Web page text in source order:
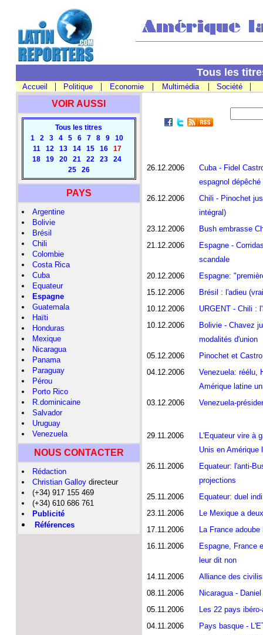
Tous les
Accueil | Politique | Economie | Multimédia | Société |
26.12.2006
Cuba - Fidel
espagnol
26.12.2006
Chili - Pinochet
intégral)
23.12.2006
Bush embrasse
21.12.2006
Espagne -
scandale
20.12.2006
Espagne:
15.12.2006
Brésil : l'adieu
10.12.2006
URGENT - Chili :
10.12.2006
Bolivie - Chavez
modalités d'union
05.12.2006
Pinochet et
04.12.2006
Venezuela: réélu,
Amérique latine
03.12.2006
Venezuela-
29.11.2006
L'Equateur vire à
Unis en Amérique
26.11.2006
Equateur: l'anti-
projections
25.11.2006
Equateur: duel
23.11.2006
Le Mexique a
17.11.2006
La France
16.11.2006
Espagne, France
leur dit non
14.11.2006
Alliance des
08.11.2006
Nicaragua -
05.11.2006
Les 22 pays
04.11.2006
Pays basque -
VOIR AUSSI
Tous les titres
1
2 3 4 5 6 7 8 9
10
11
12 13 14 15 16
17
18
19 20 21 22 23
24
25
26
PAYS
Argentine
Bolivie
Brésil
Chili
Colombie
Costa Rica
Cuba
Equateur
Espagne
Guatemala
Haïti
Honduras
Mexique
Nicaragua
Panama
Paraguay
Pérou
Porto Rico
R.dominicaine
Salvador
Uruguay
Venezuela
NOUS CONTACTER
Rédaction
Christian Galloydirecteur
(+34) 917 155 469
(+34) 610 686 761
Publicité
Références